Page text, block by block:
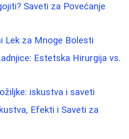
Saveti za Povećanje
Lek za Mnoge Bolesti
Estetska Hirurgija vs.
iskustva i saveti
Efekti i Saveti za